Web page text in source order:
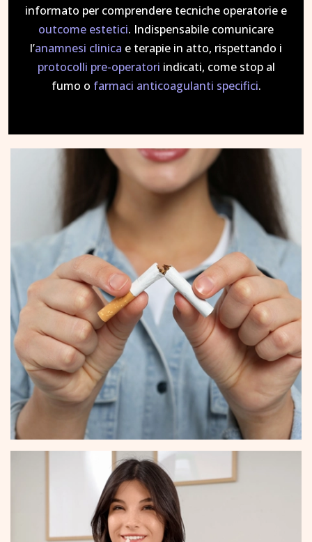
informato per comprendere tecniche operatorie e
outcome estetici. Indispensabile comunicare
l’anamnesi clinica e terapie in atto, rispettando i
protocolli pre-operatori indicati, come stop al
fumo o farmaci anticoagulanti specifici.